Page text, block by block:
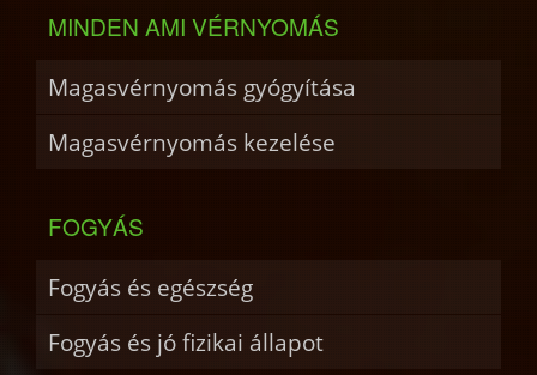
MINDEN AMI VÉRNYOMÁS
Magasvérnyomás gyógyítása
Magasvérnyomás kezelése
FOGYÁS
Fogyás és egészség
Fogyás és jó fizikai állapot